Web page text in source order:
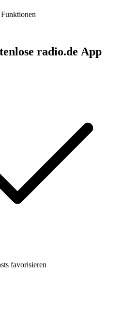
radio.de App
favorisieren